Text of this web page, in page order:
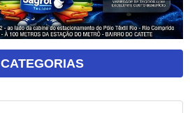
CATEGORIAS